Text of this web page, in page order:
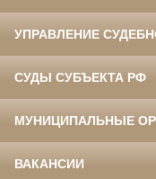
УПРАВЛЕНИЕ
СУДЫ СУБЪЕКТА РФ
МУНИЦИПАЛЬНЫЕ
ВАКАНСИИ